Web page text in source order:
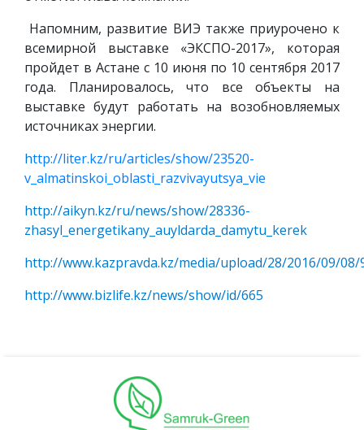
Напомним, развитие ВИЭ также приурочено к
всемирной выставке «ЭКСПО-2017», которая
пройдет в Астане с 10 июня по 10 сентября 2017
года. Планировалось, что все объекты на
выставке будут работать на возобновляемых
источниках энергии.
http://liter.kz/ru/articles/show/23520-
v_almatinskoi_oblasti_razvivayutsya_vie
http://aikyn.kz/ru/news/show/28336-
zhasyl energetikany auyldarda damytu kerek
http://www.kazpravda.kz/media/upload/28/2016/09/08/
http://www.bizlife.kz/news/show/id/665